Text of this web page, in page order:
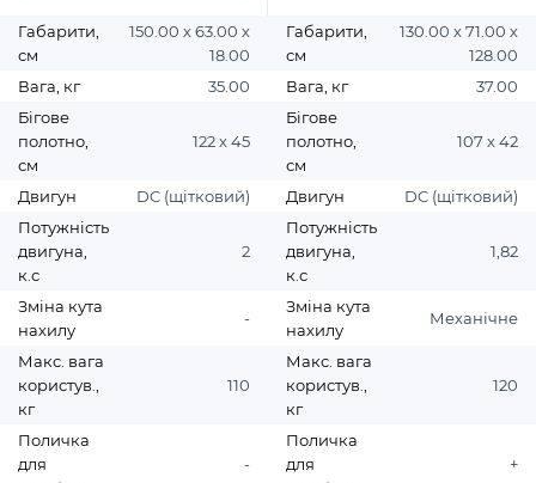
Габарити,
см
150.00 х 63.00 х
18.00
Вага, кг
35.00
Бігове
полотно,
см
122 х 45
Двигун
DC (щітковий)
Потужність
двигуна,
к.с
2
Зміна кута
нахилу
-
Макс. вага
користув.,
кг
110
Поличка
для
-
Габарити,
см
130.00 х 71.00 х
128.00
Вага, кг
37.00
Бігове
полотно,
см
107 х 42
Двигун
DC (щітковий)
Потужність
двигуна,
к.с
1,82
Зміна кута
нахилу
Механічне
Макс. вага
користув.,
кг
120
Поличка
для
+